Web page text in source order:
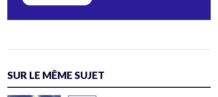
SUR LE MÊME SUJET